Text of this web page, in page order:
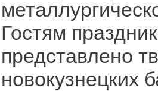
Гостям
представлено
новокузнецких